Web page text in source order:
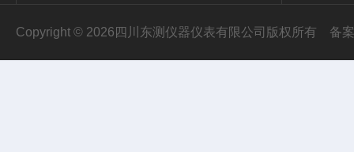
Copyright © 2026四川东测仪器仪表有限公司版权所有 备